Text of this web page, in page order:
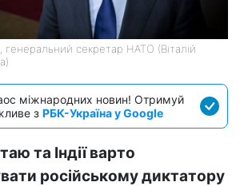
секретар НАТО (Віталій
міжнародних новин! Отримуй
з РБК-Україна у Google
та Індії варто
російському диктатору